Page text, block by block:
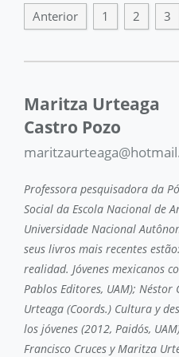
Anterior 1 2 3
Maritza Urteaga
Castro Pozo
Professora pesquisadora da
Social da Escola Nacional de
Universidade Nacional
seus livros mais recentes
realidad. Jóvenes mexicanos
Pablos Editores, UAM);
Urteaga (Coords.) Cultura y
los jóvenes (2012, Paidós,
Francisco Cruces y Maritza